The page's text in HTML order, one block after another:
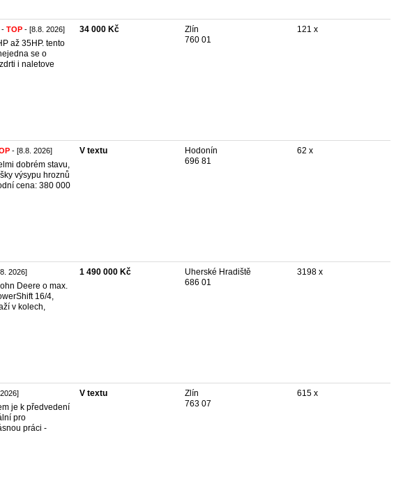
- TOP - [8.8. 2026]
až 35HP. tento
se o
i naletove
34 000 Kč
Zlín
760 01
121 x
- [8.8. 2026]
dobrém stavu,
výsypu hroznů
cena: 380 000
V textu
Hodonín
696 81
62 x
2026]
Deere o max.
16/4,
v kolech,
1 490 000 Kč
Uherské Hradiště
686 01
3198 x
je k předvedení
pro
práci -
V textu
Zlín
763 07
615 x